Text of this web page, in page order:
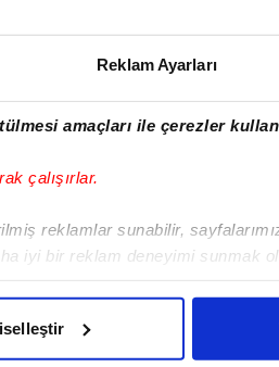
Reklam Ayarları
amaçları ile çerezler
çalışırlar.
reklamlar sunabilir,
iyi bir reklam deneyimi sunmak
kullanıcılara hedefli
Man. City - Liverpool
KÜNYE / İLETIŞIM